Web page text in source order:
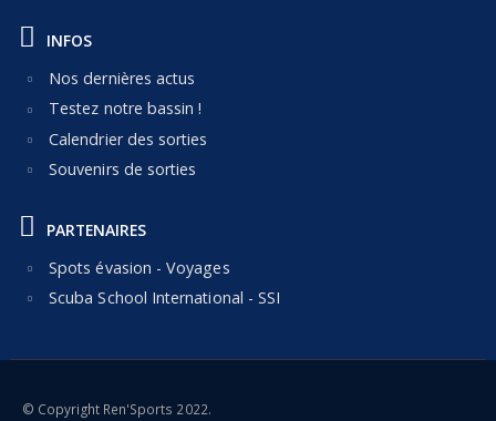
INFOS
Nos dernières actus
Testez notre bassin !
Calendrier des sorties
Souvenirs de sorties
PARTENAIRES
Spots évasion - Voyages
Scuba School International - SSI
© Copyright Ren'Sports 2022.